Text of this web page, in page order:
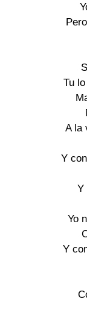
Tu
A la
Y
Y
Yo
Y